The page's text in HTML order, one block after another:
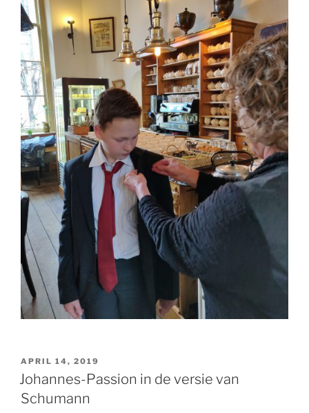
GEPLAATST
OP
APRIL 14, 2019
Johannes-Passion in de versie van
Schumann